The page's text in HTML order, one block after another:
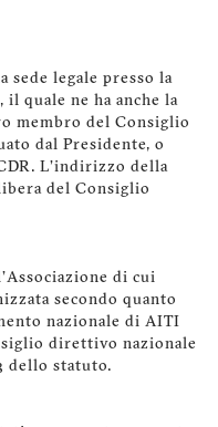
sede legale presso la
quale ne ha anche la
membro del Consiglio
dal Presidente, o
L'indirizzo della
del Consiglio
di cui
secondo quanto
nazionale di AITI
direttivo nazionale
dello statuto.